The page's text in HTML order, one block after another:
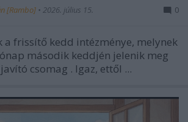
[Rambo] • 2026. július 15. 0
a frissítő kedd intézménye, melynek
második keddjén jelenik meg
csomag . Igaz, ettől ...